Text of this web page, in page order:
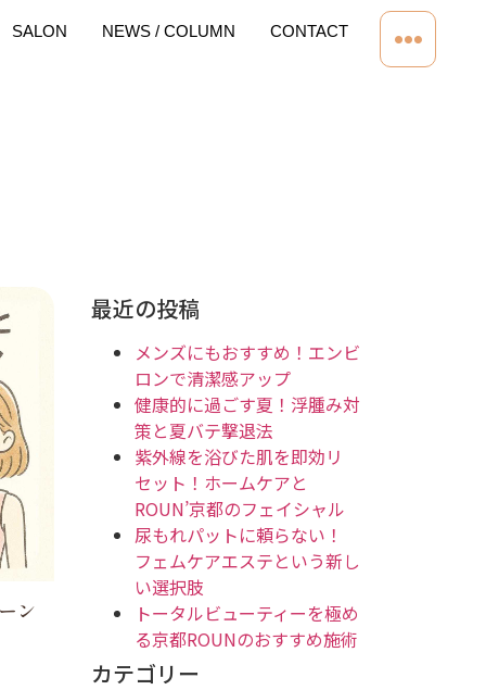
SALON NEWS / COLUMN CONTACT
ン
最近の投稿
メンズにもおすすめ！エンビ
ロンで清潔感アップ
健康的に過ごす夏！浮腫み対
策と夏バテ撃退法
紫外線を浴びた肌を即効リ
セット！ホームケアと
ROUN’京都のフェイシャル
尿もれパットに頼らない！
フェムケアエステという新し
い選択肢
トータルビューティーを極め
る京都ROUNのおすすめ施術
カテゴリー